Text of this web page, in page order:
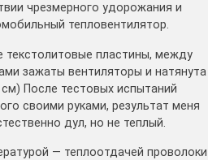
чрезмерного удорожания и
тепловентилятор.
текстолитовые пластины, между
зажаты вентиляторы и натянута
После тестовых испытаний
своими руками, результат меня
дул, но не теплый.
— теплоотдачей проволоки